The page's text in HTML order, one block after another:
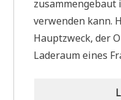
zusammengebaut
verwenden kann.
Hauptzweck, der
Laderaum eines